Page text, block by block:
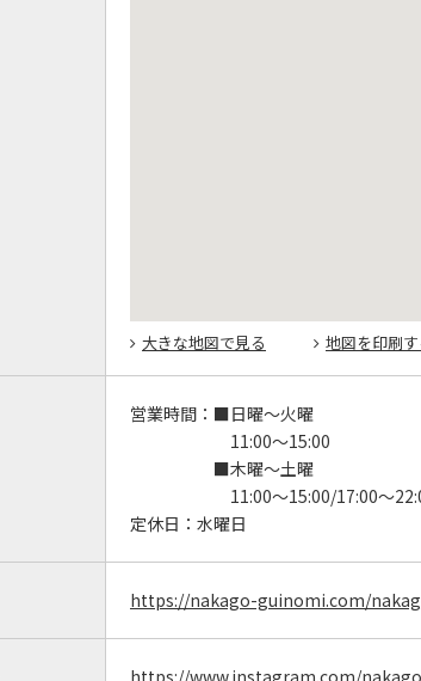
大きな地図で見る 地図を印刷す
営業時間： ■日曜～火曜
11:00～15:00
■木曜～土曜
11:00～15:00/17:00～
定休日： 水曜日
https://nakago-guinomi.com/
https://www.instagram.com/